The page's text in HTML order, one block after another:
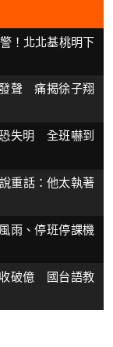
！北北基桃明下
聲 痛揭徐子翔
失明 全班嚇到
重話：他太執著
雨、停班停課機
收破億 國台語教